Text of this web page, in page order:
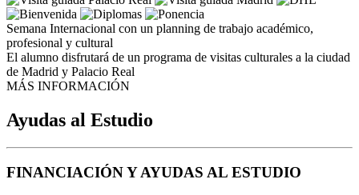
Semana Internacional con un planning de trabajo académico,
profesional y cultural
El alumno disfrutará de un programa de visitas culturales a la ciudad
de Madrid y Palacio Real
MÁS INFORMACIÓN
Ayudas al Estudio
FINANCIACIÓN Y AYUDAS AL ESTUDIO